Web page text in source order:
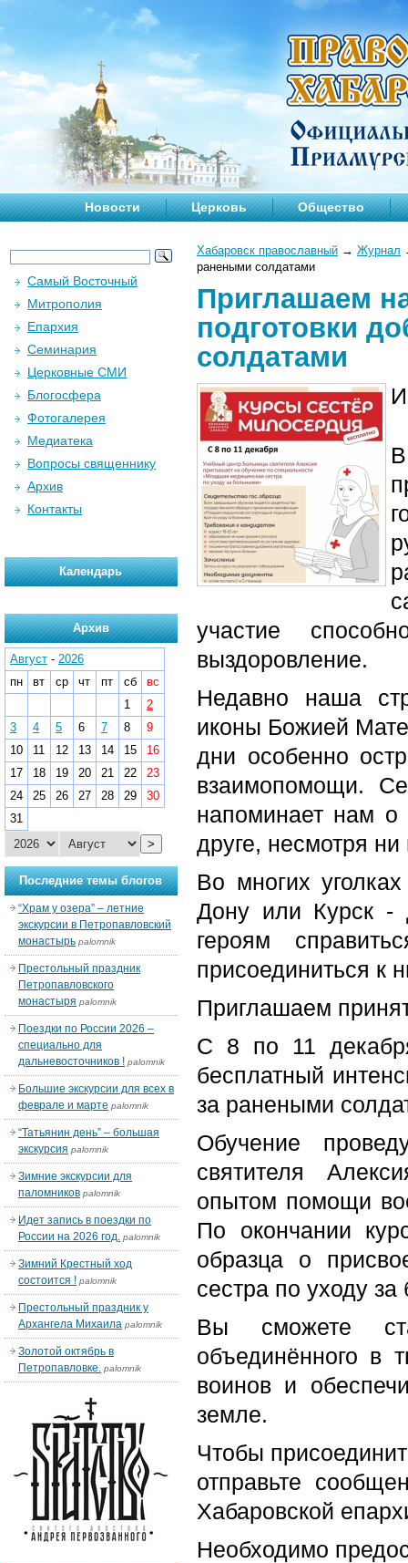
Новости Церковь Общество
Хабаровск православный → Журнал
ранеными солдатами
Приглашаем
подготовки
солдатами
участие
выздоровление.
Недавно наша
иконы Божией
дни особенно
взаимопомощи.
напоминает нам о
друге, несмотря ни
Во многих
Дону или Курск -
героям
присоединиться к
Приглашаем
С 8 по 11
бесплатный
за ранеными
Обучение
святителя
опытом помощи
По окончании
образца о
сестра по уходу
Вы сможете
объединённого в
воинов и
земле.
Чтобы
отправьте
Хабаровской
Необходимо
Самый Восточный
Митрополия
Епархия
Семинария
Церковные СМИ
Блогосфера
Фотогалерея
Медиатека
Вопросы священнику
Архив
Контакты
Календарь
Архив
Август - 2026
пн
вт ср чт пт сб
вс
1
2
3
4 5 6 7 8
9
10
11 12 13 14 15
16
17
18 19 20 21 22
23
24
25 26 27 28 29
30
31
>
Последние темы блогов
“Храм у озера” – летние
экскурсии в Петропавловский
монастырь palomnik
Престольный праздник
Петропавловского
монастыря palomnik
Поездки по России 2026 –
специально для
дальневосточников ! palomnik
Большие экскурсии для всех в
феврале и марте palomnik
“Татьянин день” – большая
экскурсия palomnik
Зимние экскурсии для
паломников palomnik
Идет запись в поездки по
России на 2026 год. palomnik
Зимний Крестный ход
состоится ! palomnik
Престольный праздник у
Архангела Михаила palomnik
Золотой октябрь в
Петропавловке. palomnik